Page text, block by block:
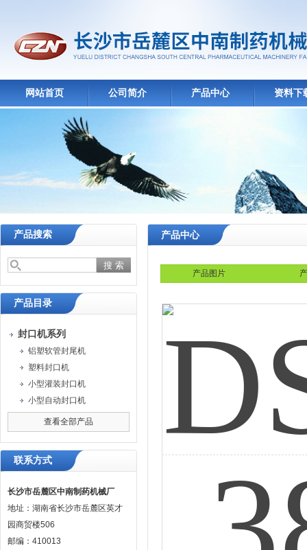
网站首页 公司简介 产品中心 资料下
产品搜索
产品目录
封口机系列
铝塑软管封尾机
塑料封口机
小型灌装封口机
小型自动封口机
查看全部产品
联系方式
长沙市岳麓区中南制药机械厂
地址：湖南省长沙市岳麓区英才
园商贸楼506
邮编：410013
产品中心
产品图片